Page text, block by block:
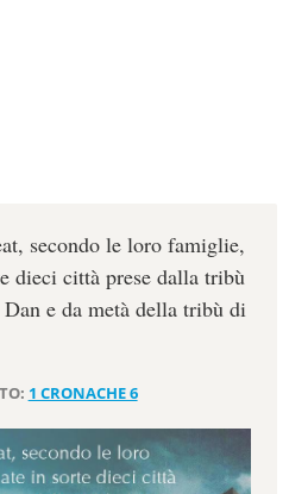
secondo le loro famiglie,
dieci città prese dalla tribù
e da metà della tribù di
1 CRONACHE 6